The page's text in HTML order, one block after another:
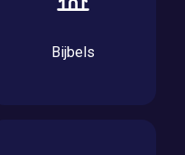
Bijbels